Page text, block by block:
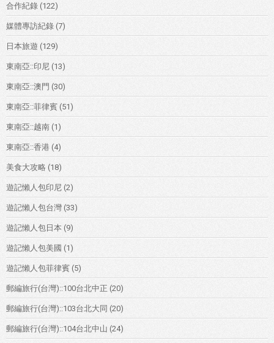
合作紀錄 (122)
媒體專訪紀錄 (7)
日本旅遊 (129)
東南亞::印尼 (13)
東南亞::澳門 (30)
東南亞::菲律賓 (51)
東南亞::越南 (1)
東南亞::香港 (4)
美食大攻略 (18)
遊記懶人包印尼 (2)
遊記懶人包台灣 (33)
遊記懶人包日本 (9)
遊記懶人包美國 (1)
遊記懶人包菲律賓 (5)
郵編旅行(台灣)::100台北中正 (20)
郵編旅行(台灣)::103台北大同 (20)
郵編旅行(台灣)::104台北中山 (24)